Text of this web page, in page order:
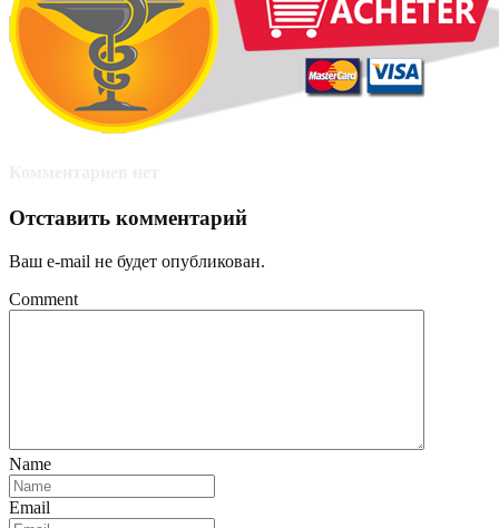
Отставить комментарий
Ваш e-mail не будет опубликован.
Comment
Name
Email